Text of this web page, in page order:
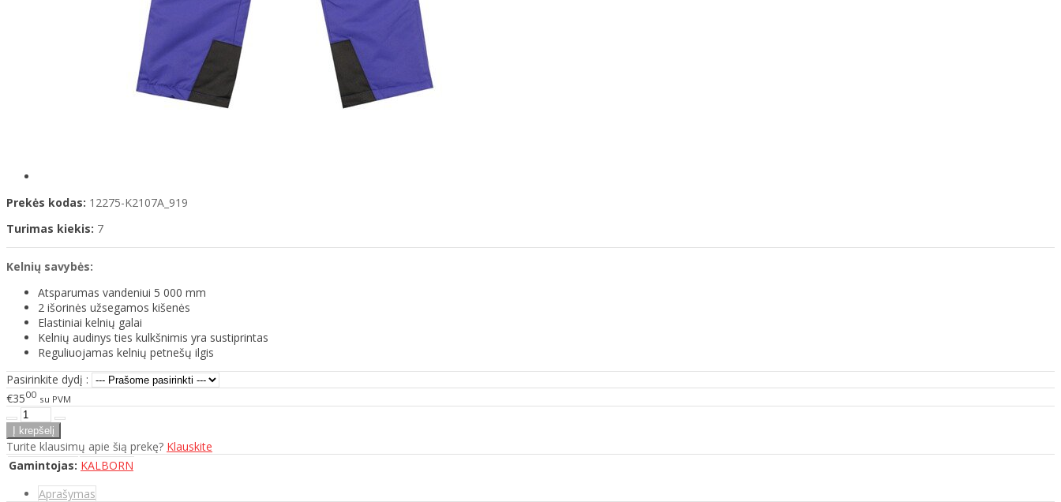
Prekės kodas: 12275-K2107A_919
Turimas kiekis: 7
Kelnių savybės:
Atsparumas vandeniui 5 000 mm
2 išorinės užsegamos kišenės
Elastiniai kelnių galai
Kelnių audinys ties kulkšnimis yra sustiprintas
Reguliuojamas kelnių petnešų ilgis
Pasirinkite dydį :
€3500 su PVM
Turite klausimų apie šią prekę? Klauskite
Gamintojas: KALBORN
Aprašymas